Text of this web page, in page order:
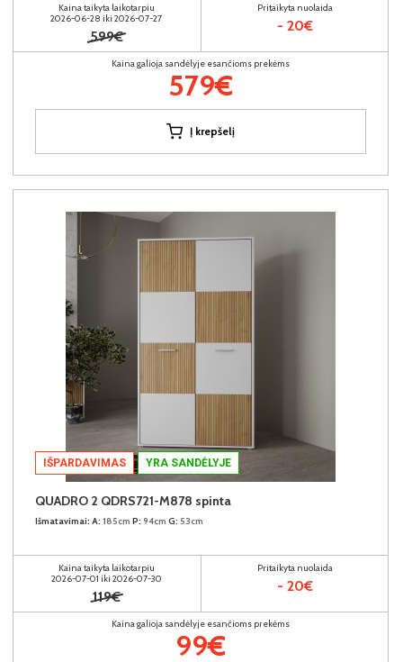
Kaina taikyta laikotarpiu
2026-06-28 iki 2026-07-27
599€
Pritaikyta nuolaida
- 20€
Kaina galioja sandėlyje esančioms prekėms
579€
Į krepšelį
IŠPARDAVIMAS YRA SANDĖLYJE
QUADRO 2 QDRS721-M878 spinta
Išmatavimai: A: 185cm P: 94cm G: 53cm
Kaina taikyta laikotarpiu
2026-07-01 iki 2026-07-30
119€
Pritaikyta nuolaida
- 20€
Kaina galioja sandėlyje esančioms prekėms
99€